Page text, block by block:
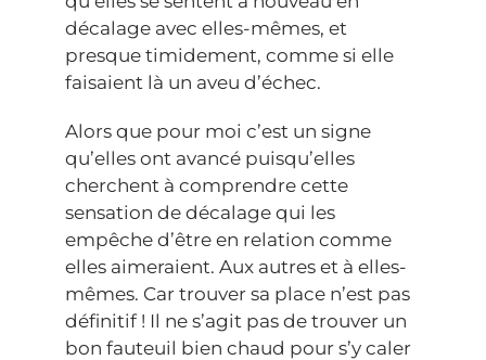
décalage avec elles-mêmes, et
presque timidement, comme si elle
faisaient là un aveu d’échec.
Alors que pour moi c’est un signe
qu’elles ont avancé puisqu’elles
cherchent à comprendre cette
sensation de décalage qui les
empêche d’être en relation comme
elles aimeraient. Aux autres et à elles-
mêmes. Car trouver sa place n’est pas
définitif ! Il ne s’agit pas de trouver un
bon fauteuil bien chaud pour s’y caler